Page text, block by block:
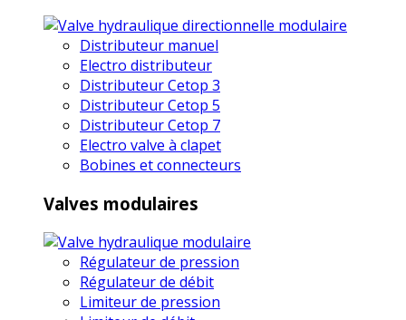
Distributeur manuel
Electro distributeur
Distributeur Cetop 3
Distributeur Cetop 5
Distributeur Cetop 7
Electro valve à clapet
Bobines et connecteurs
Valves modulaires
Régulateur de pression
Régulateur de débit
Limiteur de pression